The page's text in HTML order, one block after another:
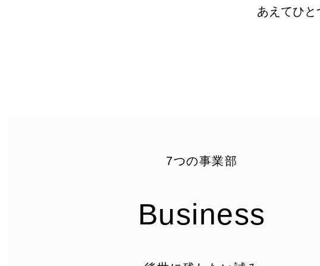
あえてひ
7つの事業部
Business